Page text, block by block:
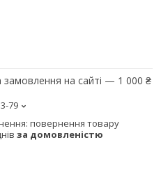
замовлення на сайті — 1 000 ₴
79
повернення товару
за домовленістю